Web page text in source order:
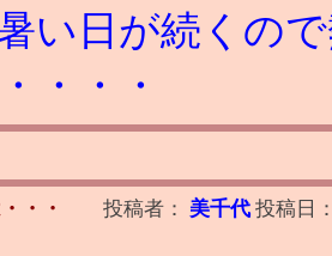
い日が続くの
・・・
・・ 投稿者： 美千代 投稿日